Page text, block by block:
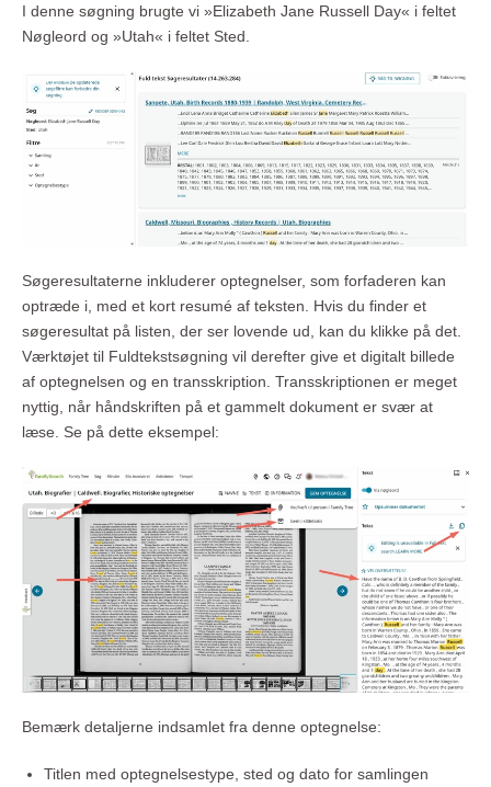
I denne søgning brugte vi »Elizabeth Jane Russell Day« i feltet
Nøgleord og »Utah« i feltet Sted.
Søgeresultaterne inkluderer optegnelser, som forfaderen kan
optræde i, med et kort resumé af teksten. Hvis du finder et
søgeresultat på listen, der ser lovende ud, kan du klikke på det.
Værktøjet til Fuldtekstsøgning vil derefter give et digitalt billede
af optegnelsen og en transskription. Transskriptionen er meget
nyttig, når håndskriften på et gammelt dokument er svær at
læse. Se på dette eksempel:
Bemærk detaljerne indsamlet fra denne optegnelse:
Titlen med optegnelsestype, sted og dato for samlingen